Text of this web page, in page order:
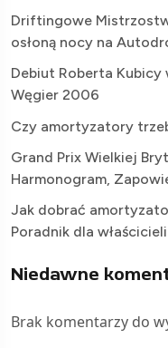
Driftingowe
osłoną nocy na
Debiut Roberta Kubicy
Węgier 2006
Czy amortyzatory
Grand Prix Wielkiej
Harmonogram,
Jak dobrać
Poradnik dla
Niedawne
Brak komentarzy do